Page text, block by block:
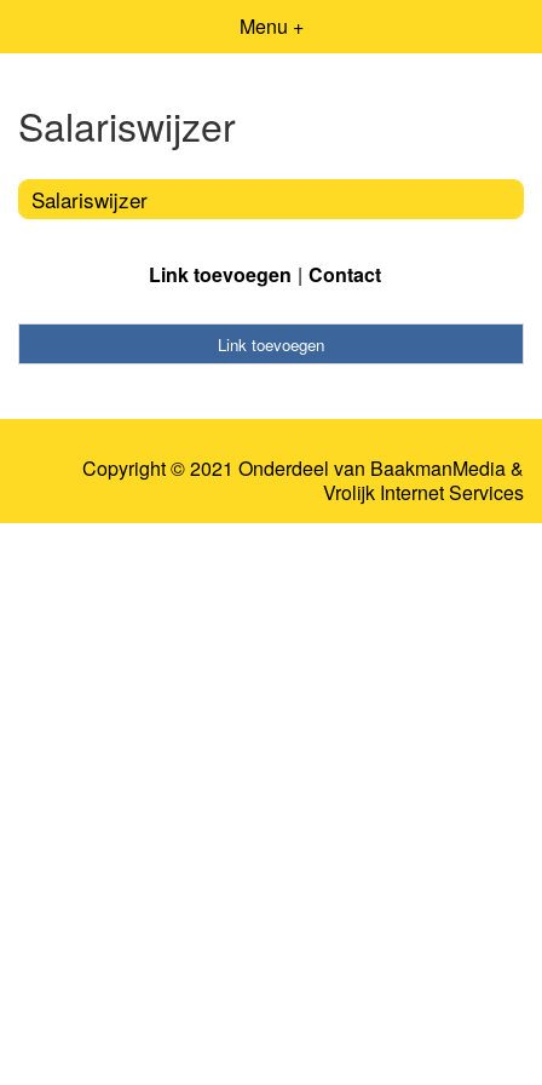
Menu +
Salariswijzer
Salariswijzer
Link toevoegen Contact
Link toevoegen
Copyright © 2021 Onderdeel van BaakmanMedia&
Vrolijk Internet Services